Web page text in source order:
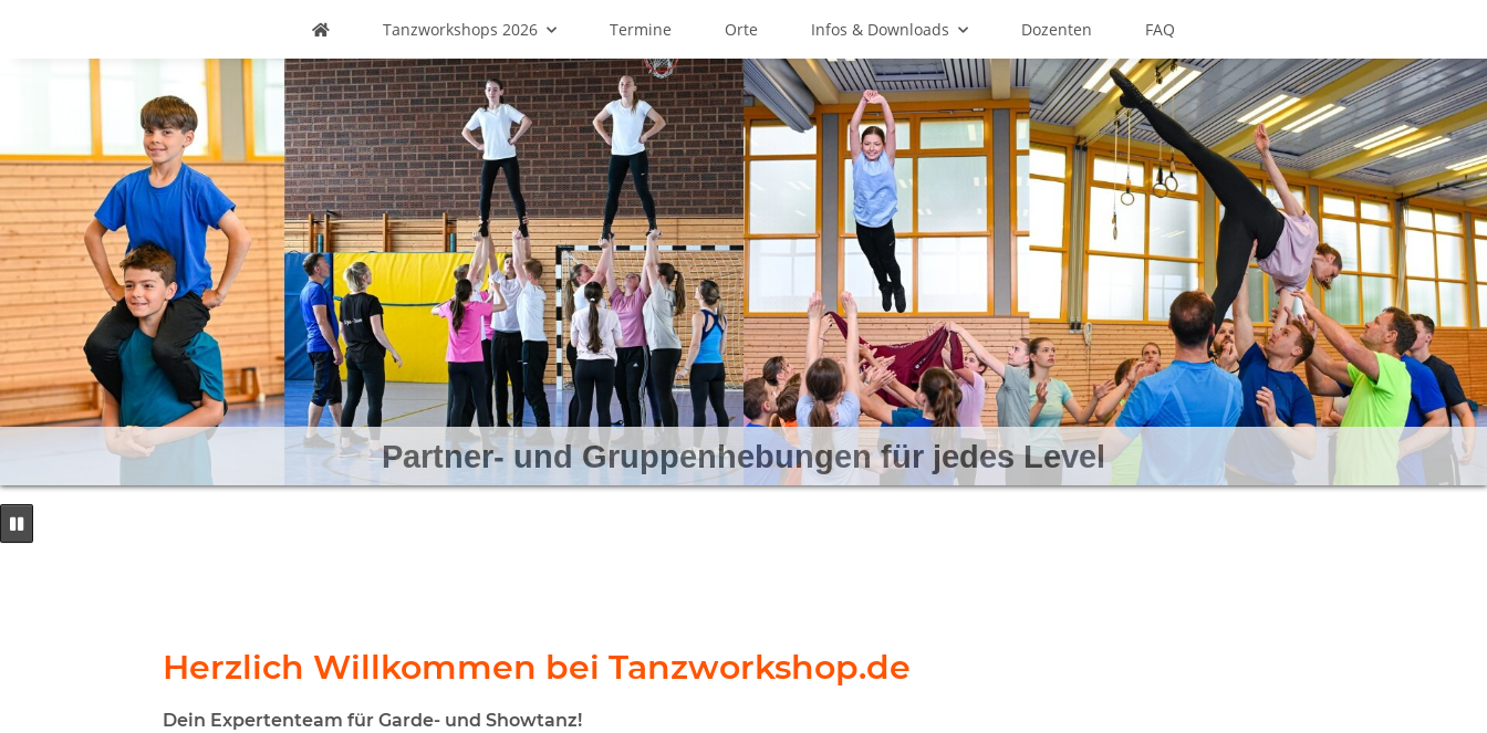
Tanzworkshops 2026 Termine Orte Infos & Downloads Dozenten FAQ
Gardetanz & Schautanz: Choreografie, Schritte und mehr
Herzlich Willkommen bei Tanzworkshop.de
Dein Expertenteam für Garde- und Showtanz!